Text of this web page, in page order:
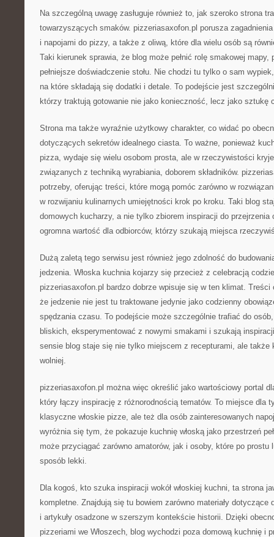
Na szczególną uwagę zasługuje również to, jak szeroko strona
towarzyszących smaków. pizzeriasaxofon.pl porusza
i napojami do pizzy, a także z oliwą, które dla wielu osób są
Taki kierunek sprawia, że blog może pełnić rolę smakowej mapy,
pełniejsze doświadczenie stołu. Nie chodzi tu tylko o sam
na które składają się dodatki i detale. To podejście jest
którzy traktują gotowanie nie jako konieczność, lecz jako sztukę
Strona ma także wyraźnie użytkowy charakter, co widać po
dotyczących sekretów idealnego ciasta. To ważne, ponieważ
pizza, wydaje się wielu osobom prosta, ale w rzeczywistości
związanych z techniką wyrabiania, doborem składników.
potrzeby, oferując treści, które mogą pomóc zarówno w
w rozwijaniu kulinarnych umiejętności krok po kroku. Taki blog
domowych kucharzy, a nie tylko zbiorem inspiracji do przejrzenia
ogromna wartość dla odbiorców, którzy szukają miejsca
Dużą zaletą tego serwisu jest również jego zdolność do
jedzenia. Włoska kuchnia kojarzy się przecież z celebracją
pizzeriasaxofon.pl bardzo dobrze wpisuje się w ten klimat. Treści
że jedzenie nie jest tu traktowane jedynie jako codzienny
spędzania czasu. To podejście może szczególnie trafiać do
bliskich, eksperymentować z nowymi smakami i szukają
sensie blog staje się nie tylko miejscem z recepturami, ale także
wolniej.
pizzeriasaxofon.pl można więc określić jako wartościowy portal
który łączy inspirację z różnorodnością tematów. To miejsce dla
klasyczne włoskie pizze, ale też dla osób zainteresowanych
wyróżnia się tym, że pokazuje kuchnię włoską jako przestrzeń
może przyciągać zarówno amatorów, jak i osoby, które po prostu
sposób lekki.
Dla kogoś, kto szuka inspiracji wokół włoskiej kuchni, ta strona
kompletne. Znajdują się tu bowiem zarówno materiały dotyczące
i artykuły osadzone w szerszym kontekście historii. Dzięki
pizzeriami we Włoszech, blog wychodzi poza domową kuchnię i